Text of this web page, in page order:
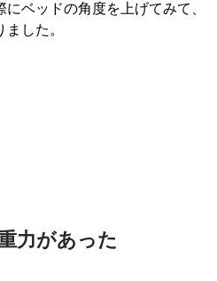
にベッドの角度を上げてみて、
した。
力があった